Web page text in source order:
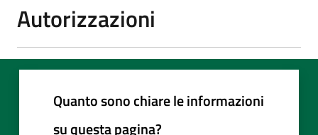
Autorizzazioni
Quanto sono chiare le informazioni
su questa pagina?